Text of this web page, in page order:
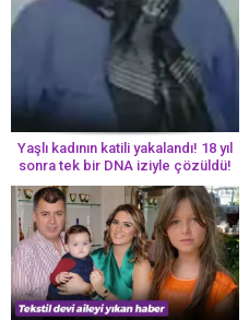
Yaşlı kadının katili yakalandı! 18 yıl
sonra tek bir DNA iziyle çözüldü!